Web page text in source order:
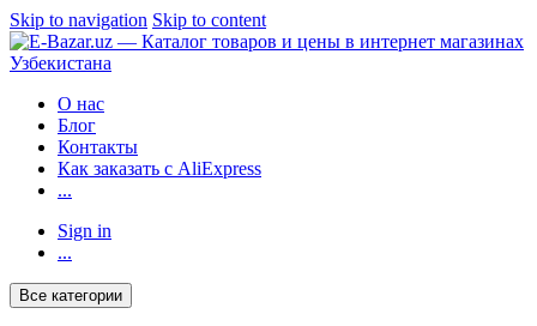
Skip to navigation Skip to content
О нас
Блог
Контакты
Как заказать с AliExpress
...
Sign in
...
Все категории